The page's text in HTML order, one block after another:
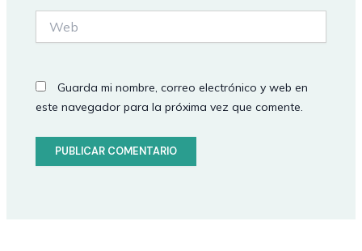
Guarda mi nombre, correo electrónico y web en
este navegador para la próxima vez que comente.